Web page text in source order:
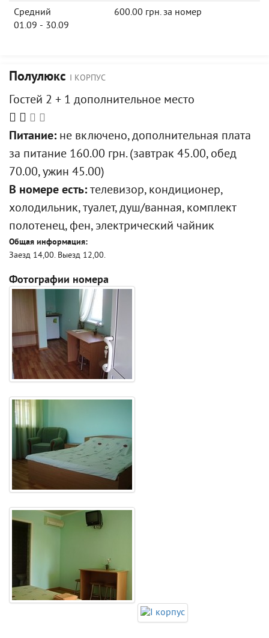
Средний
01.09 - 30.09
600.00 грн. за номер
Полулюкс I КОРПУС
Гостей 2 + 1 дополнительное место
Питание: не включено, дополнительная плата
за питание 160.00 грн. (завтрак 45.00, обед
70.00, ужин 45.00)
В номере есть: телевизор, кондиционер,
холодильник, туалет, душ/ванная, комплект
полотенец, фен, электрический чайник
Общая информация:
Заезд 14,00. Выезд 12,00.
Фотографии номера